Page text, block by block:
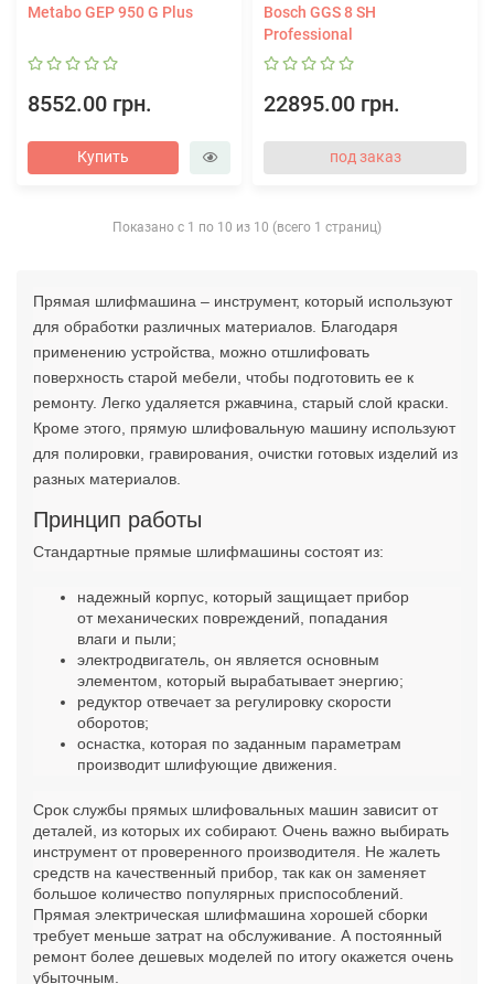
Metabo GEP 950 G Plus
8552.00 грн.
Купить
Bosch GGS 8 SH
Professional
22895.00 грн.
под заказ
Показано с 1 по 10 из 10 (всего 1 страниц)
Прямая шлифмашина – инструмент, который используют
для обработки различных материалов. Благодаря
применению устройства, можно отшлифовать
поверхность старой мебели, чтобы подготовить ее к
ремонту. Легко удаляется ржавчина, старый слой краски.
Кроме этого, прямую шлифовальную машину используют
для полировки, гравирования, очистки готовых изделий из
разных материалов.
Принцип работы
Стандартные прямые шлифмашины состоят из:
надежный корпус, который защищает прибор
от механических повреждений, попадания
влаги и пыли;
электродвигатель, он является основным
элементом, который вырабатывает энергию;
редуктор отвечает за регулировку скорости
оборотов;
оснастка, которая по заданным параметрам
производит шлифующие движения.
Срок службы прямых шлифовальных машин зависит от
деталей, из которых их собирают. Очень важно выбирать
инструмент от проверенного производителя. Не жалеть
средств на качественный прибор, так как он заменяет
большое количество популярных приспособлений.
Прямая электрическая шлифмашина хорошей сборки
требует меньше затрат на обслуживание. А постоянный
ремонт более дешевых моделей по итогу окажется очень
убыточным.